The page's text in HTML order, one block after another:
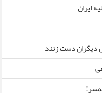
ایران
دیگران دست زنند